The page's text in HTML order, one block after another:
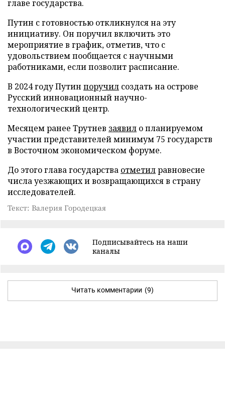
главе государства.
Путин с готовностью откликнулся на эту
инициативу. Он поручил включить это
мероприятие в график, отметив, что с
удовольствием пообщается с научными
работниками, если позволит расписание.
В 2024 году Путин поручил создать на острове
Русский инновационный научно-
технологический центр.
Месяцем ранее Трутнев заявил о планируемом
участии представителей минимум 75 государств
в Восточном экономическом форуме.
До этого глава государства отметилравновесие
числа уезжающих и возвращающихся в страну
исследователей.
Текст: Валерия Городецкая
Подписывайтесь на наши
каналы
Читать комментарии (9)